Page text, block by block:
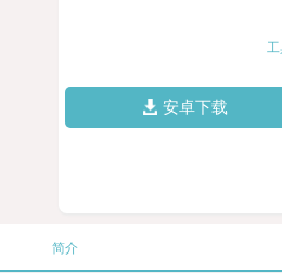
安卓下载
简介